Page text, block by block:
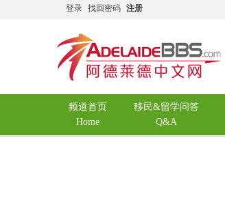
登录 找回密码 注册
频道首页
Home
移民&留学问答
Q&A